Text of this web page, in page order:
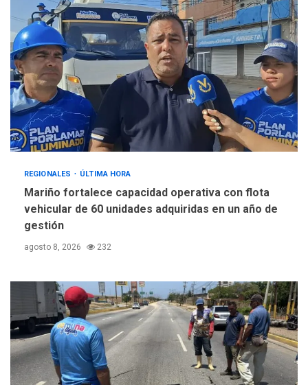
REGIONALES ÚLTIMA HORA
Mariño fortalece capacidad operativa con flota
vehicular de 60 unidades adquiridas en un año de
gestión
agosto 8, 2026 232